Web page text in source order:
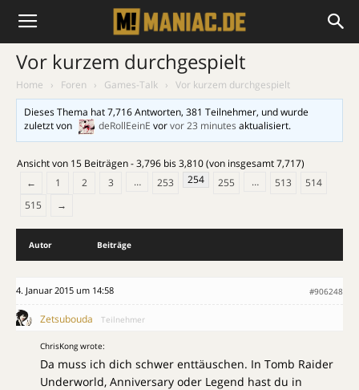
Vor kurzem durchgespielt
Home › Foren › Games-Talk › Vor kurzem durchgespielt
Dieses Thema hat 7,716 Antworten, 381 Teilnehmer, und wurde
zuletzt von
deRollEeinE vorvor 23 minutes aktualisiert.
Ansicht von 15 Beiträgen - 3,796 bis 3,810 (von insgesamt 7,717)
←
1 2 3 … 253 254 255 … 513
514
515
→
Autor Beiträge
4. Januar 2015 um 14:58 #906248
Zetsubouda Teilnehmer
ChrisKong wrote:
Da muss ich dich schwer enttäuschen. In Tomb Raider
Underworld, Anniversary oder Legend hast du in